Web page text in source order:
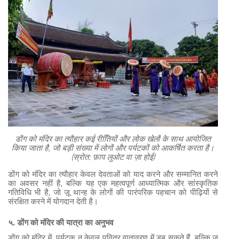
डोंग को मंदिर का त्यौहार कई रीतिियों और लोक खेलों के साथ आयोजित
किया जाता है, जो बड़ी संख्या में लोगों और पर्यटकों को आकर्षित करता है।
(स्रोत: फ़ाप लुओट वा ज़ा होई)
डोंग को मंदिर का त्यौहार केवल देवताओं को याद करने और सम्मानित करने
का अवसर नहीं है, बल्कि यह एक महत्वपूर्ण आध्यात्मिक और सांस्कृतिक
गतिविधि भी है, जो ज़ू थान्ह के लोगों की पारंपरिक पहचान को पीढ़ियों से
संरक्षित करने में योगदान देती है।
५. डोंग को मंदिर की यात्रा का अनुभव